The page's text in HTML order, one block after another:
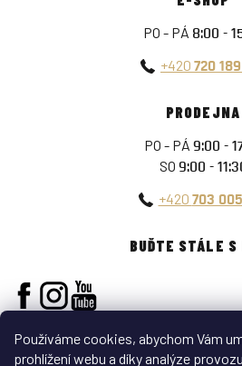
Používáme cookies, abychom Vám
prohlížení webu a díky analýze
PO - PÁ 8:00 -
+420 720
PRODEJNA
PO - PÁ 9:00 -
SO 9:00 -
+420 703
BUĎTE STÁLE S